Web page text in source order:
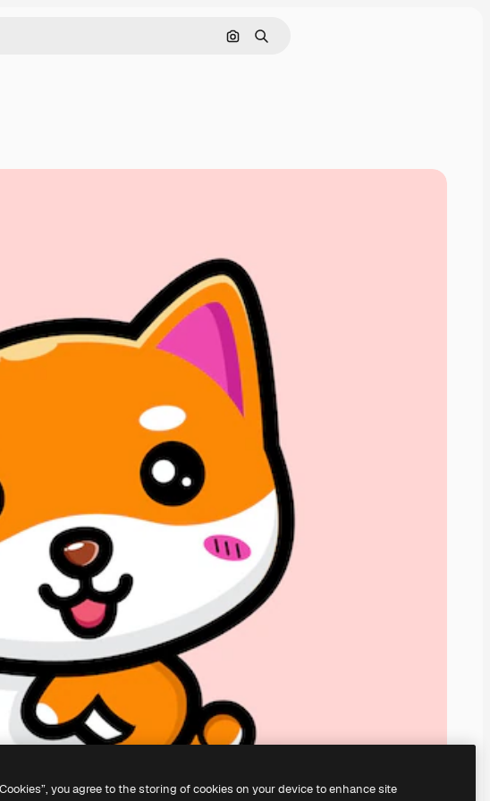
Cerca per immagine
Ricerca
you agree to the storing of cookies on your device to enhance site